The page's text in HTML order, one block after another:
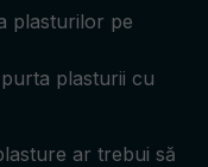
plasturilor pe
plasturii cu
ar trebui să